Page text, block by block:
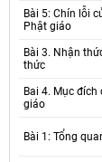
Bài 5: Chín lỗi
Phật giáo
Bài 3. Nhận
thức
Bai 4. Mục
giáo
Bài 1: Tổng